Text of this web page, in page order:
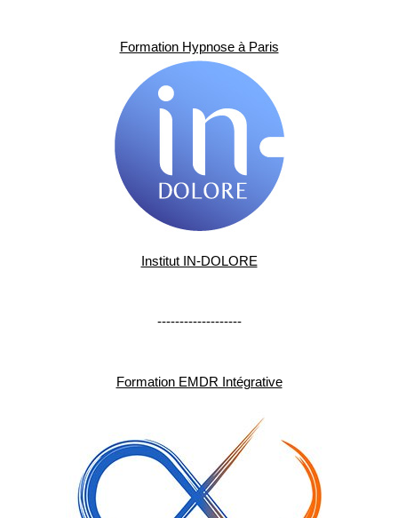
Formation Hypnose à Paris
Institut IN-DOLORE
-------------------
Formation EMDR Intégrative